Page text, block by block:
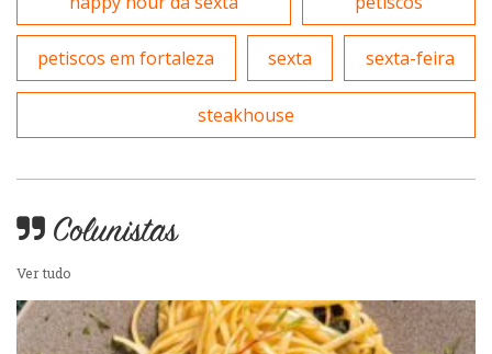
petiscos em fortaleza sexta sexta-feira
steakhouse
Colunistas
Ver tudo